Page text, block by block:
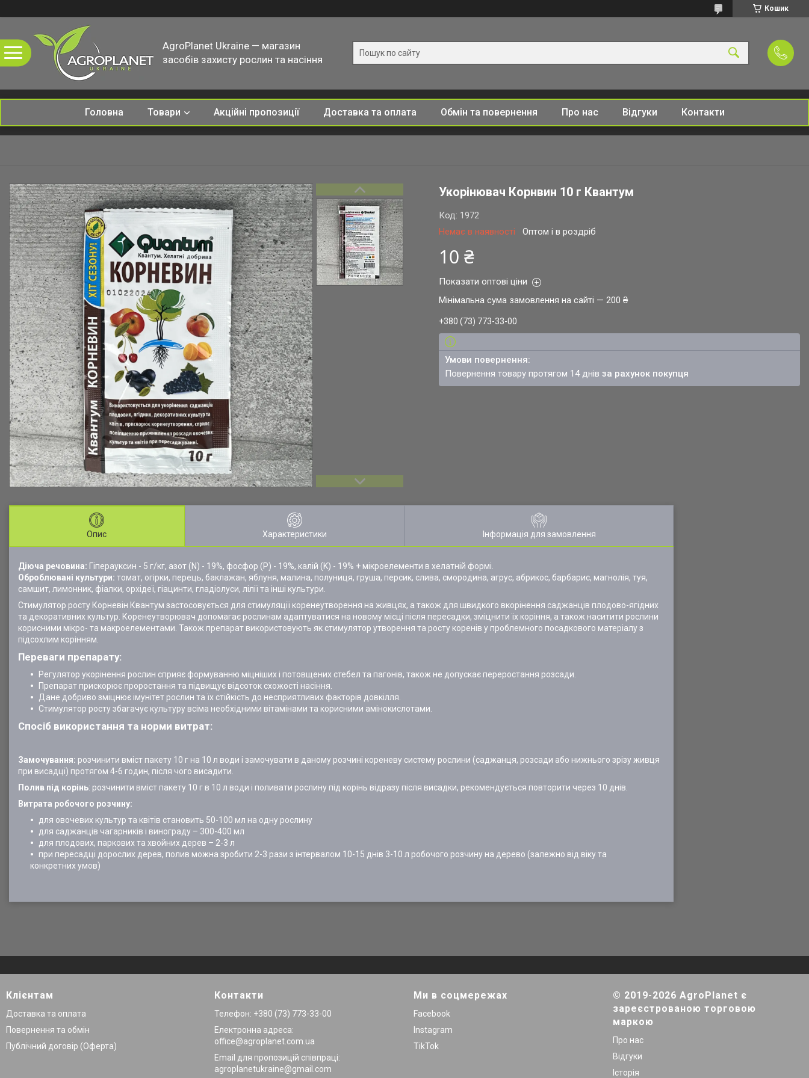
Кошик
AgroPlanet Ukraine — магазин
засобів захисту рослин та насіння
Головна Товари Акційні пропозиції Доставка та оплата Обмін та повернення Про нас Відгуки Контакти
Укорінювач Корнвин 10 г Квантум
Немає в наявності Оптом і в роздріб
Код: 1972
10 ₴
Показати оптові ціни
Мінімальна сума замовлення на сайті — 200 ₴
+380 (73) 773-33-00
повернення товару протягом 14 днівза рахунок покупця
Опис Характеристики Інформація для замовлення
Діюча речовина: Гіперауксин - 5 г/кг, азот (N) - 19%, фосфор (P) - 19%, калій (K) - 19% + мікроелементи в хелатній формі.
Оброблювані культури: томат, огірки, перець, баклажан, яблуня, малина, полуниця, груша, персик, слива, смородина, агрус, абрикос, барбарис, магнолія, туя,
самшит, лимонник, фіалки, орхідеї, гіацинти, гладіолуси, лілії та інші культури.
Стимулятор росту Корневін Квантум застосовується для стимуляції коренеутворення на живцях, а також для швидкого вкорінення саджанців плодово-ягідних
та декоративних культур. Коренеутворювач допомагає рослинам адаптуватися на новому місці після пересадки, зміцнити їх коріння, а також наситити рослини
корисними мікро- та макроелементами. Також препарат використовують як стимулятор утворення та росту коренів у проблемного посадкового матеріалу з
підсохлим корінням.
Переваги препарату:
Регулятор укорінення рослин сприяє формуванню міцніших і потовщених стебел та пагонів, також не допускає переростання розсади.
Препарат прискорює проростання та підвищує відсоток схожості насіння.
Дане добриво зміцнює імунітет рослин та їх стійкість до несприятливих факторів довкілля.
Стимулятор росту збагачує культуру всіма необхідними вітамінами та корисними амінокислотами.
Спосіб використання та норми витрат:
Замочування: розчинити вміст пакету 10 г на 10 л води і замочувати в даному розчині кореневу систему рослини (саджанця, розсади або нижнього зрізу живця
при висадці) протягом 4-6 годин, після чого висадити.
Полив під корінь: розчинити вміст пакету 10 г в 10 л води і поливати рослину під корінь відразу після висадки, рекомендується повторити через 10 днів.
Витрата робочого розчину:
для овочевих культур та квітів становить 50-100 мл на одну рослину
для саджанців чагарників і винограду – 300-400 мл
для плодових, паркових та хвойних дерев – 2-3 л
при пересадці дорослих дерев, полив можна зробити 2-3 рази з інтервалом 10-15 днів 3-10 л робочого розчину на дерево (залежно від віку та
конкретних умов)
Клієнтам
Доставка та оплата
Повернення та обмін
Публічний договір (Оферта)
Контакти
Телефон: +380 (73) 773-33-00
Електронна адреса:
office@agroplanet.com.ua
Email для пропозицій співпраці:
agroplanetukraine@gmail.com
Ми в соцмережах
Facebook
Instagram
TikTok
© 2019-2026 AgroPlanet є
зареєстрованою торговою
маркою
Про нас
Відгуки
Історія